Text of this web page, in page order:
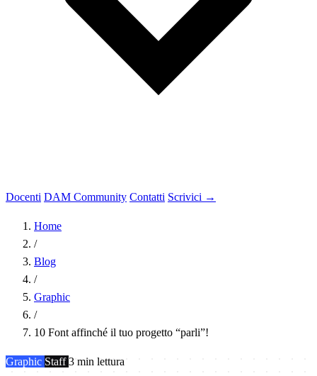
Docenti DAM Community Contatti Scrivici →
Home
/
Blog
/
Graphic
/
10 Font affinché il tuo progetto “parli”!
Graphic Staff3 min lettura